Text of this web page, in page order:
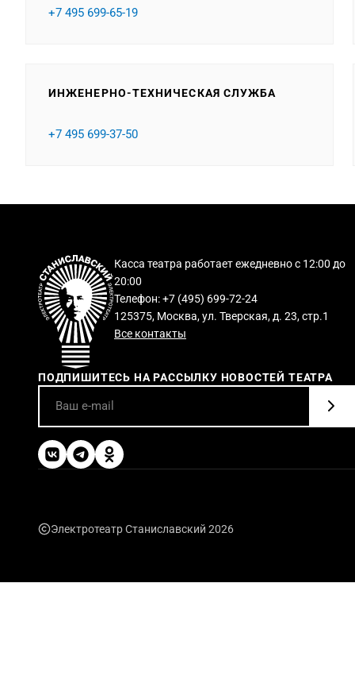
+7 495 699-65-19
ИНЖЕНЕРНО-ТЕХНИЧЕСКАЯ СЛУЖБА
+7 495 699-37-50
Касса театра работает ежедневно с 12:00 до
20:00
Телефон: +7 (495) 699-72-24
125375, Москва, ул. Тверская, д. 23, стр.1
Все контакты
ПОДПИШИТЕСЬ НА РАССЫЛКУ НОВОСТЕЙ ТЕАТРА
Электротеатр Станиславский 2026